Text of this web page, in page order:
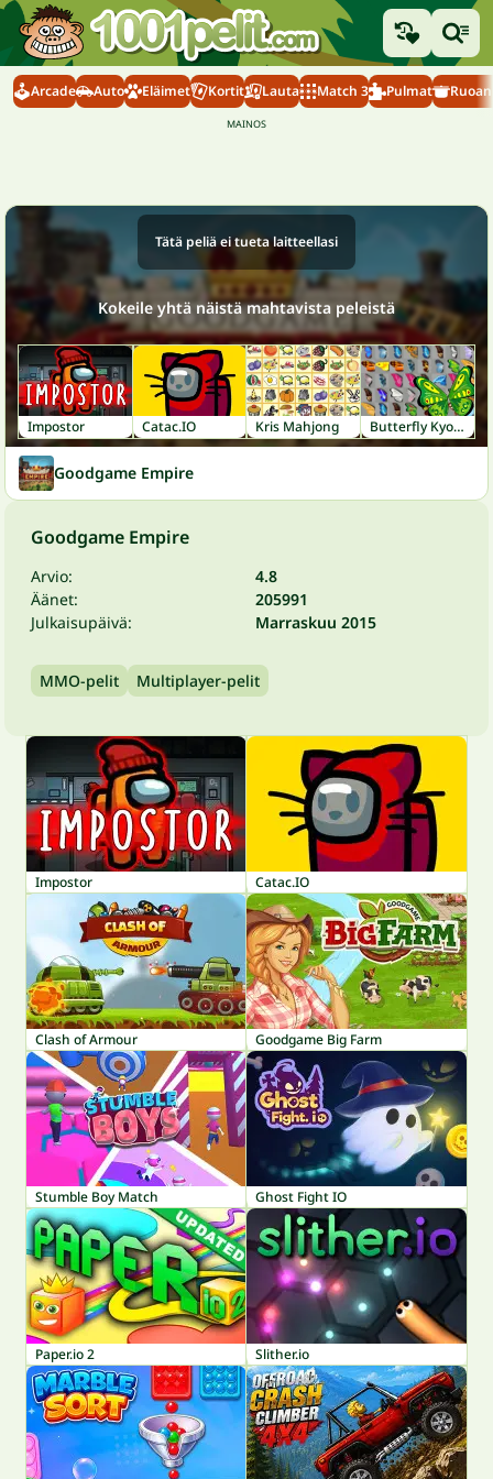
Arcade Auto Eläimet Kortit Lauta Match 3 Pulmat
Tätä peliä ei tueta laitteellasi
Kokeile yhtä näistä mahtavista peleistä
Impostor Catac.IO Kris Mahjong Butterfly Kyodai
Goodgame Empire
Goodgame Empire
Arvio:
4.8
Äänet:
205991
Julkaisupäivä:
Marraskuu 2015
MMO-pelit Multiplayer-pelit
Impostor Catac.IO
Clash of Armour Goodgame Big Farm
Stumble Boy Match Ghost Fight IO
Paper.io 2 Slither.io